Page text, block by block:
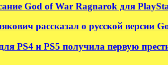
God of War Ragnarok для
рассказал о русской версии
PS4 и PS5 получила первую